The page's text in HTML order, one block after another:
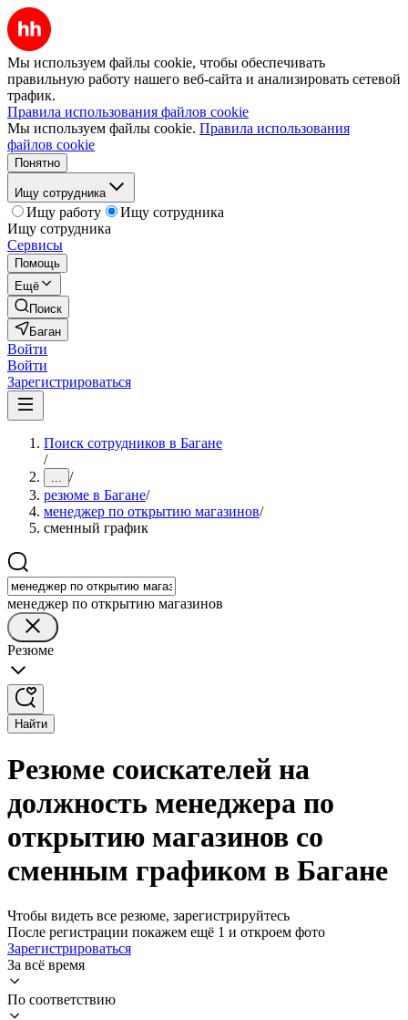
Мы используем файлы cookie, чтобы обеспечивать
правильную работу нашего веб-сайта и анализировать сетевой
трафик.
Правила использования файлов cookie
Мы используем файлы cookie. Правила использования
файлов cookie
Понятно
Ищу сотрудника
Ищу работу
Ищу сотрудника
Ищу сотрудника
Сервисы
Помощь
Ещё
Поиск
Баган
Войти
Войти
Зарегистрироваться
Поиск сотрудников в Багане
/
... /
резюме в Багане/
менеджер по открытию магазинов/
сменный график
менеджер по открытию магазинов
Резюме
Найти
Резюме соискателей на
должность менеджера по
открытию магазинов со
сменным графиком в Багане
Чтобы видеть все резюме, зарегистрируйтесь
После регистрации покажем ещё 1 и откроем фото
Зарегистрироваться
За всё время
По соответствию